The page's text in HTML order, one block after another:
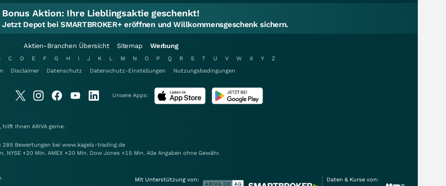
Bonus Aktion: Ihre Lieblingsaktie geschenkt!
Jetzt Depot bei SMARTBROKER+ eröffnen und Willkommensgeschenk sichern.
Aktien-Branchen Übersicht Sitemap Werbung
C D E F G H I J K L M N O P Q R S T U V W X Y
Z
Disclaimer Datenschutz Datenschutz-Einstellungen Nutzungsbedingungen
Unsere Apps:
hilft Ihnen ARIVA gerne.
Bewertungen bei www.kagels-trading.de
+20 Min. AMEX +20 Min. Dow Jones +15 Min. Alle Angaben ohne Gewähr.
Mit Unterstützung von: Daten & Kurse von: